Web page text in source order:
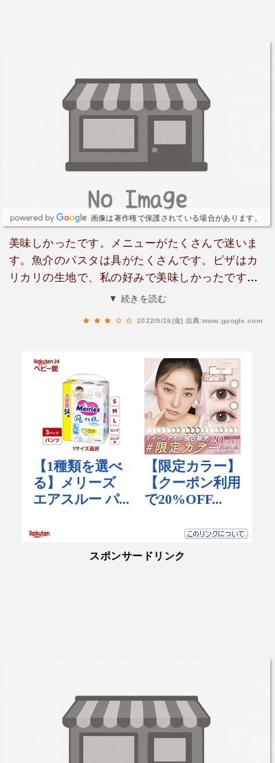
画像は著作権で保護されている場合があります。
美味しかったです。メニューがたくさんで迷いま
す。魚介のパスタは具がたくさんです。ピザはカ
リカリの生地で、私の好みで美味しかったです。
接客もとても良かったです。2回目期間限定、窯
焼きチーズパスタ牡蠣の濃厚クリームをいただき
ました。牡蠣と野菜がたくさん入っていて美味し
かったです。黒胡椒と西洋わさびが別添えです。
4回目“たっぷり海の幸”炙り明太子ぼなーらをい
ただきました。明太子とエビがたくさん入ってい
てとても美味しかったです。
▼ 続きを読む
2022/9/16(金) 出典:www.google.com
スポンサードリンク